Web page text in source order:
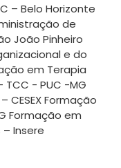
– Belo Horizonte
de
João Pinheiro
e do
em Terapia
- PUC -MG
CESEX Formação
Formação em
Insere